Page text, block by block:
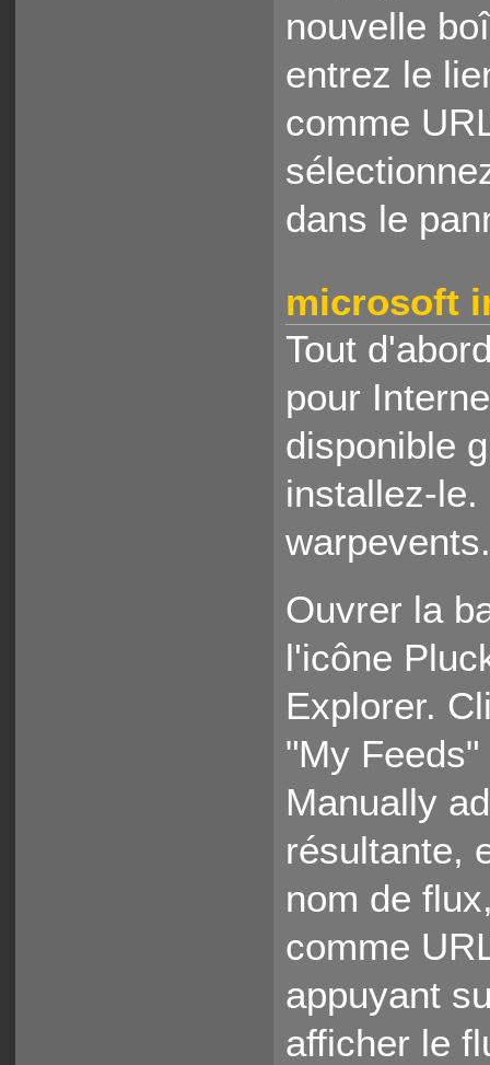
nouvelle
entrez le
comme
dans le
microsoft
Tout
pour
disponible
installez-
Ouvrer la
l'icône
Explorer.
"My
Manually
résultante,
nom de
comme
appuyant
afficher le